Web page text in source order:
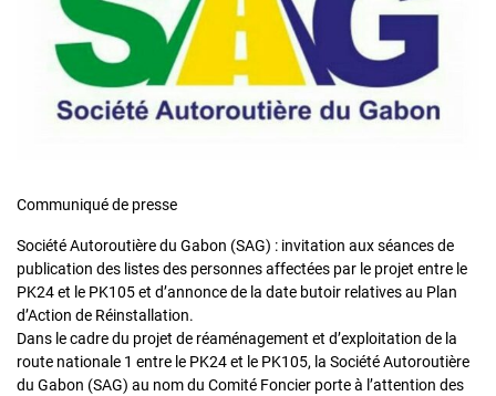
Communiqué de presse
Société Autoroutière du Gabon (SAG) : invitation aux séances de
publication des listes des personnes affectées par le projet entre le
PK24 et le PK105 et d’annonce de la date butoir relatives au Plan
d’Action de Réinstallation.
Dans le cadre du projet de réaménagement et d’exploitation de la
route nationale 1 entre le PK24 et le PK105, la Société Autoroutière
du Gabon (SAG) au nom du Comité Foncier porte à l’attention des